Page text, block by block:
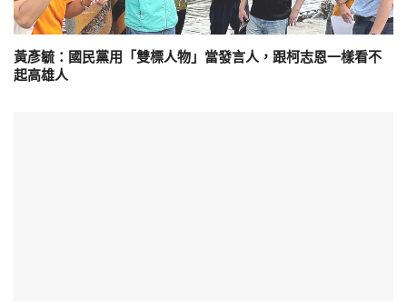
黃彥毓：國民黨用「雙標人物」當發言人，跟柯志恩一樣看不
起高雄人